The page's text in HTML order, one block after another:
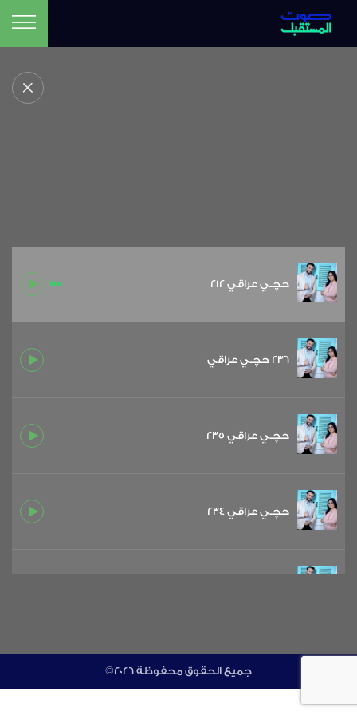
حچـي عراقي 212
236 حچـي عراقي
حچـي عراقي 235
حچـي عراقي 234
©جميع الحقوق محفوظة 2026